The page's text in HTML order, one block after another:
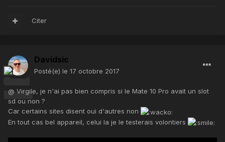
Citer
Davidsic
Posté(e) le 17 octobre 2017
@ Virgile, je n'ai pas bien compris si le Mate 10 Pro avait un slot
sd ou non ?
Car certains sites disent oui d'autres non
En tout cas bel appareil, celui la je le testerais volontiers